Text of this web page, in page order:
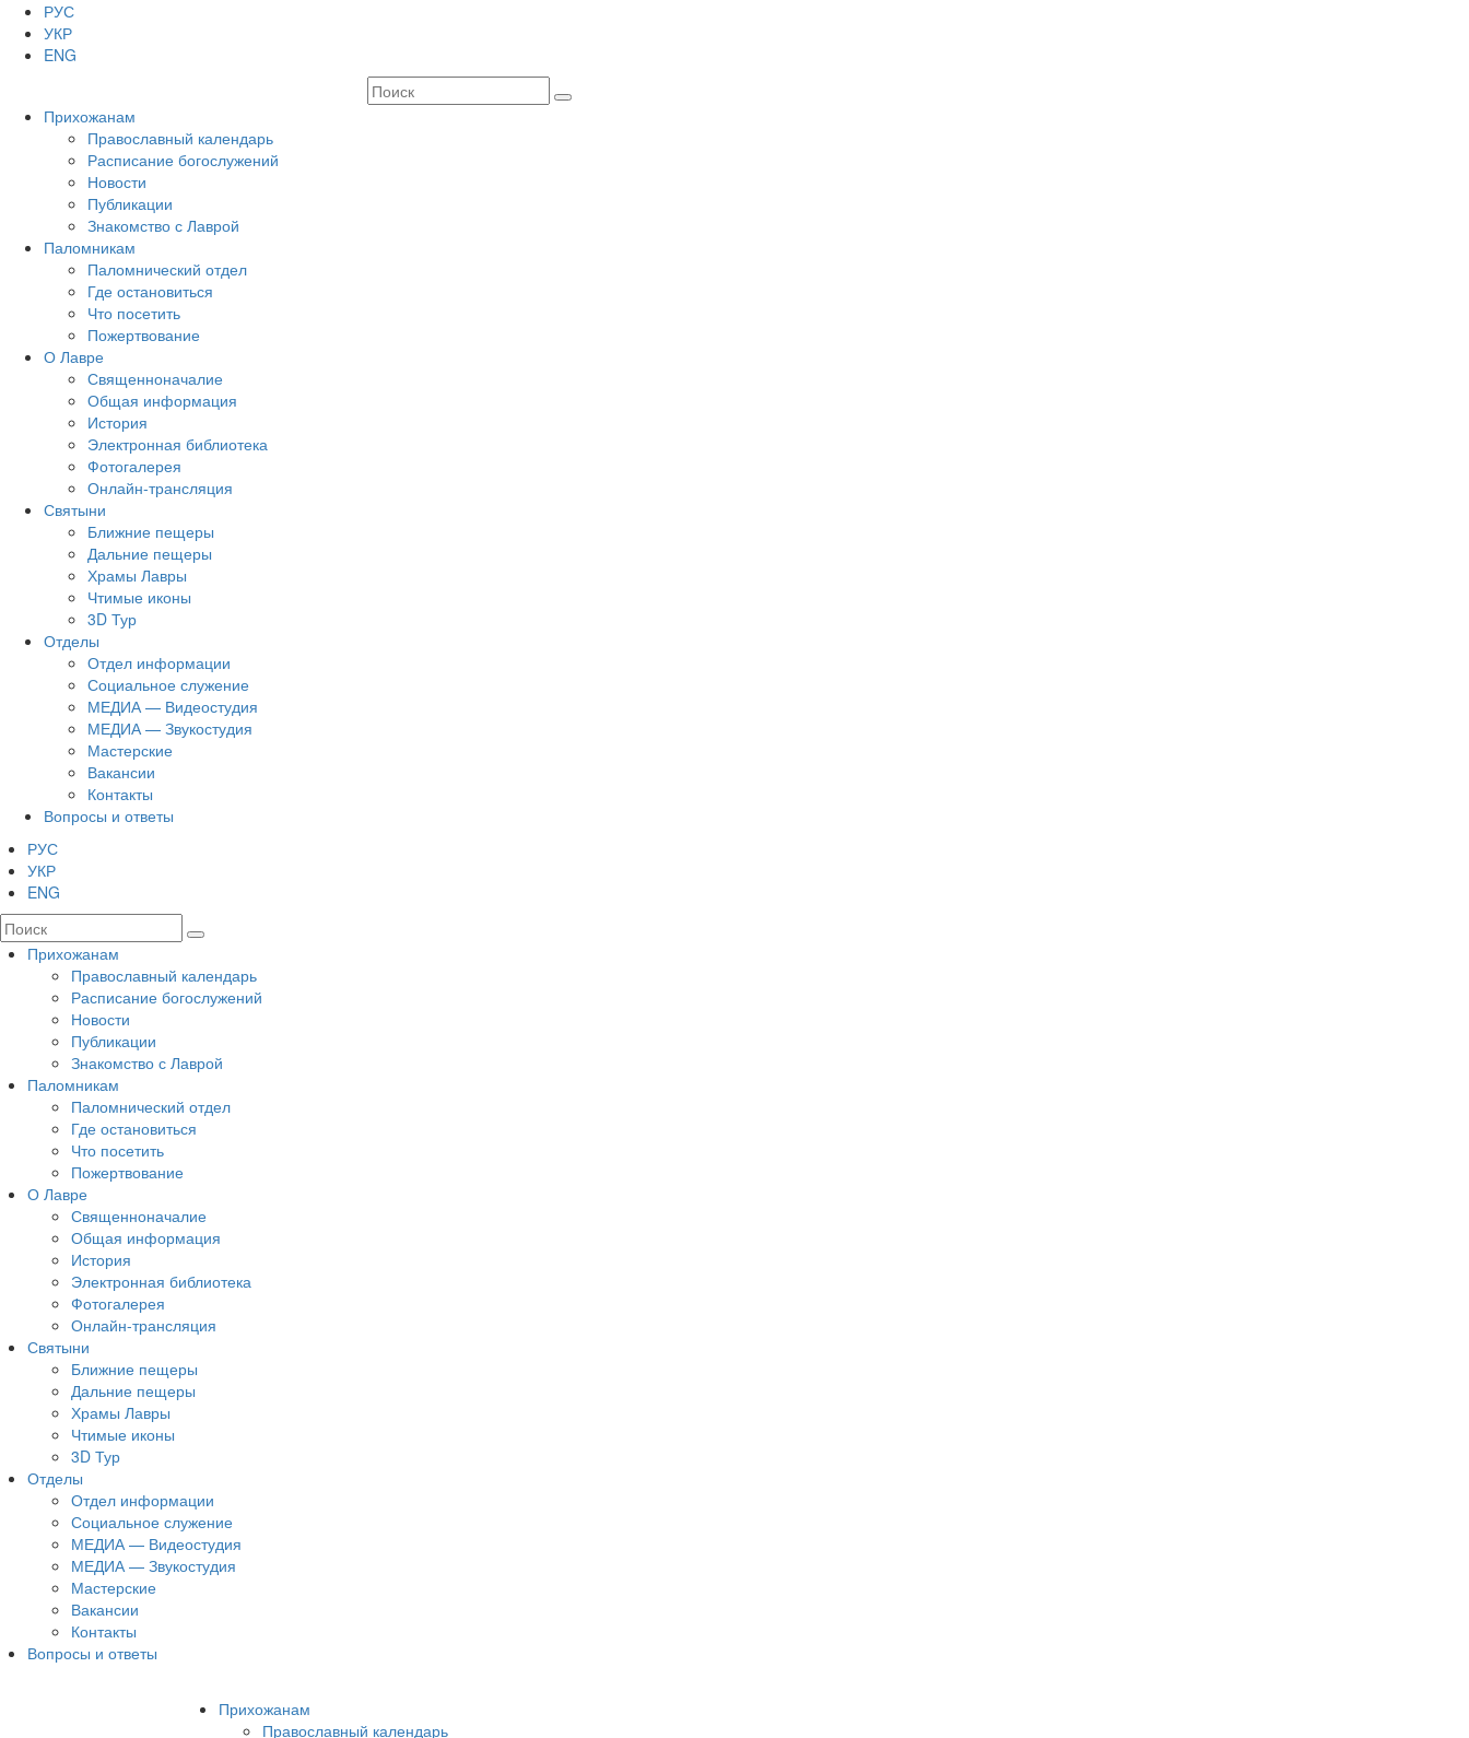
РУС
УКР
ENG
Прихожанам
Православный календарь
Расписание богослужений
Новости
Публикации
Знакомство с Лаврой
Паломникам
Паломнический отдел
Где остановиться
Что посетить
Пожертвование
О Лавре
Священноначалие
Общая информация
История
Электронная библиотека
Фотогалерея
Онлайн-трансляция
Святыни
Ближние пещеры
Дальние пещеры
Храмы Лавры
Чтимые иконы
3D Тур
Отделы
Отдел информации
Социальное служение
МЕДИА — Видеостудия
МЕДИА — Звукостудия
Мастерские
Вакансии
Контакты
Вопросы и ответы
РУС
УКР
ENG
Прихожанам
Православный календарь
Расписание богослужений
Новости
Публикации
Знакомство с Лаврой
Паломникам
Паломнический отдел
Где остановиться
Что посетить
Пожертвование
О Лавре
Священноначалие
Общая информация
История
Электронная библиотека
Фотогалерея
Онлайн-трансляция
Святыни
Ближние пещеры
Дальние пещеры
Храмы Лавры
Чтимые иконы
3D Тур
Отделы
Отдел информации
Социальное служение
МЕДИА — Видеостудия
МЕДИА — Звукостудия
Мастерские
Вакансии
Контакты
Вопросы и ответы
Прихожанам
Православный календарь